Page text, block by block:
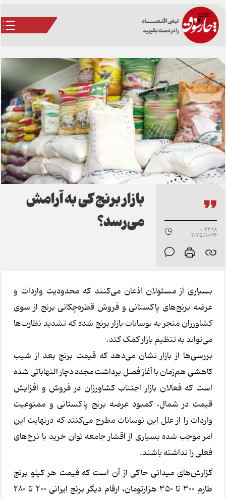
22:18 -
2025/10/14
بازار برنج کی به آرامش
می‌رسد؟
بسیاری از مسئولان اذعان می‌کنند که محدودیت واردات و
عرضه برنج‌های پاکستانی و فروش قطره‌چکانی برنج از سوی
کشاورزان منجر به نوسانات بازار برنج شده که تشدید نظارت‌ها
می‌تواند به تنظیم بازار کمک کند.
بررسی‌ها از بازار نشان می‌دهد که قیمت برنج بعد از شیب
کاهشی هم‌زمان با آغاز فصل برداشت مجدد دچار التهاباتی شده
است که فعالان بازار اجتناب کشاورزان در فروش و افزایش
قیمت در شمال، کمبود عرضه برنج پاکستانی و ممنوعیت
واردات را از علل این نوسانات مطرح می‌کنند که درنهایت این
امر موجب شده بسیاری از اقشار جامعه توان خرید با نرخ‌های
فعلی را نداشته باشند.
گزارش‌های میدانی حاکی از آن است که قیمت هر کیلو برنج
طارم ۳۰۰ تا ۳۵۰ هزارتومان، ارقام دیگر برنج ایرانی ۲۰۰ تا ۲۸۰